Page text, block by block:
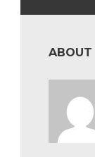
ABOUT